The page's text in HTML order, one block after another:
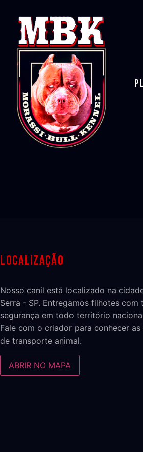
Localização
Nosso canil está localizado na
Serra - SP. Entregamos filhotes
segurança em todo território
Fale com o criador para conhecer
de transporte animal.
ABRIR NO MAPA